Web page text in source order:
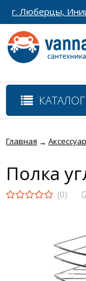
г. Люберцы,
Главная →
Полка
(0)